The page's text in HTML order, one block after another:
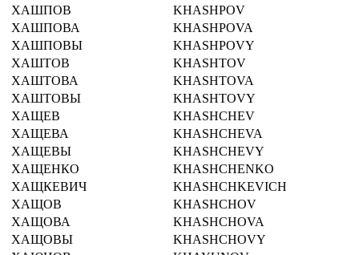
ХАШПОВ
KHASHPOV
ХАШПОВА
KHASHPOVA
ХАШПОВЫ
KHASHPOVY
ХАШТОВ
KHASHTOV
ХАШТОВА
KHASHTOVA
ХАШТОВЫ
KHASHTOVY
ХАЩЕВ
KHASHCHEV
ХАЩЕВА
KHASHCHEVA
ХАЩЕВЫ
KHASHCHEVY
ХАЩЕНКО
KHASHCHENKO
ХАЩКЕВИЧ
KHASHCHKEVICH
ХАЩОВ
KHASHCHOV
ХАЩОВА
KHASHCHOVA
ХАЩОВЫ
KHASHCHOVY